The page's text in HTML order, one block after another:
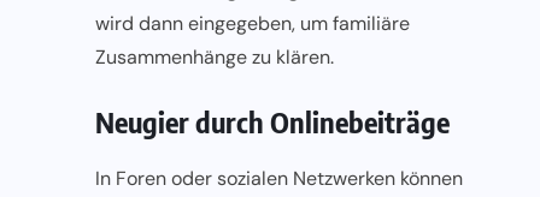
wird dann eingegeben, um familiäre
Zusammenhänge zu klären.
Neugier durch Onlinebeiträge
In Foren oder sozialen Netzwerken können